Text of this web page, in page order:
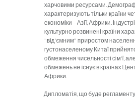
харчовими ресурсами.
характеризують тільки країни
економіки – Азії, Африки.
культурно розвинені країни
"від'ємним" приростом
густонаселеному Китаї
обмеження чисельності сім'ї,
обмежень не існує в країнах
Африки.
Дипломатія, що буде